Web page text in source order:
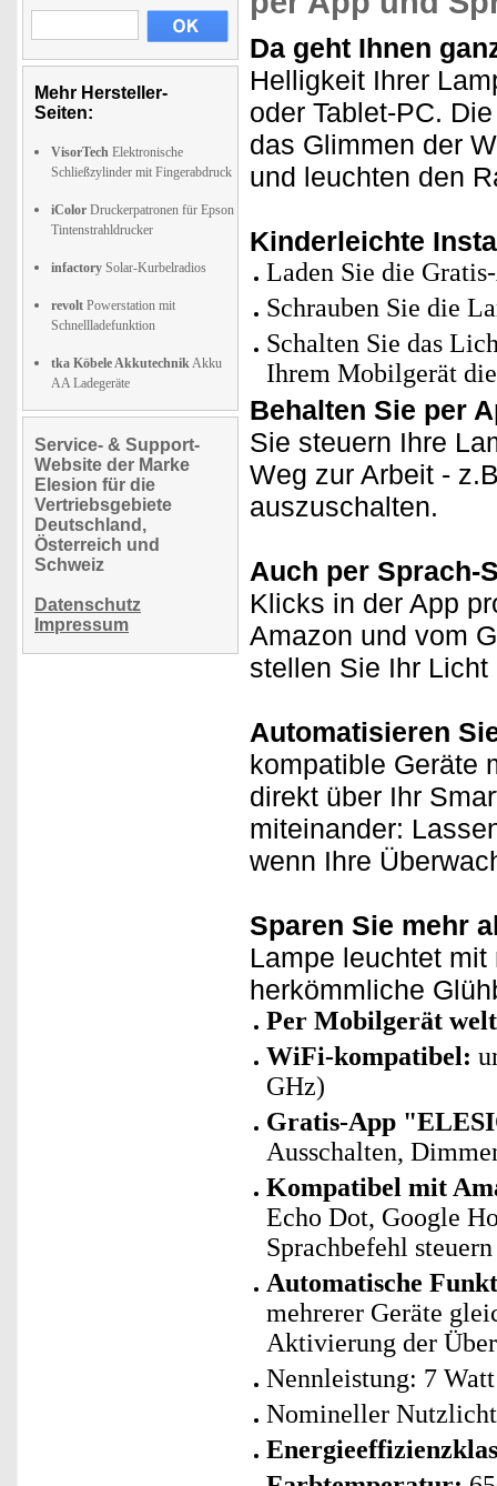
Mehr Hersteller-
Seiten:
VisorTech Elektronische
Schließzylinder mit Fingerabdruck
iColor Druckerpatronen für Epson
Tintenstrahldrucker
infactory Solar-Kurbelradios
revolt Powerstation mit
Schnellladefunktion
tka Köbele AkkutechnikAkku
AA Ladegeräte
Service- & Support-
Website der Marke
Elesion für die
Vertriebsgebiete
Deutschland,
Österreich und
Schweiz
Datenschutz
Impressum
Da geht Ihnen
Helligkeit Ihrer
oder Tablet-PC.
das Glimmen der
und leuchten den
Kinderleichte
Laden Sie die
Schrauben Sie die
Schalten Sie das
Ihrem Mobilgerät
Behalten Sie per
Sie steuern Ihre
Weg zur Arbeit -
auszuschalten.
Auch per Sprach-
Klicks in der App
Amazon und vom
stellen Sie Ihr
Automatisieren
kompatible Geräte
direkt über Ihr
miteinander:
wenn Ihre
Sparen Sie mehr
Lampe leuchtet
herkömmliche
Per Mobilgerät
WiFi-kompatibel:
GHz)
Gratis-App
Ausschalten,
Kompatibel mit
Echo Dot, Google
Sprachbefehl steuern
Automatische
mehrerer Geräte
Aktivierung der
Nennleistung: 7 Watt
Nomineller